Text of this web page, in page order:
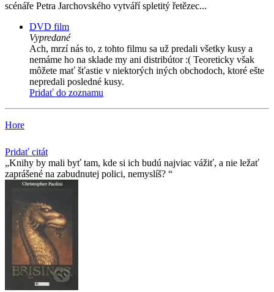
scénáře Petra Jarchovského vytváří spletitý řetězec...
DVD film
Vypredané
Ach, mrzí nás to, z tohto filmu sa už predali všetky kusy a
nemáme ho na sklade my ani distribútor :( Teoreticky však
môžete mať šťastie v niektorých iných obchodoch, ktoré ešte
nepredali posledné kusy.
Pridať do zoznamu
Hore
Pridať citát
Knihy by mali byť tam, kde si ich budú najviac vážiť, a nie ležať
zaprášené na zabudnutej polici, nemyslíš?